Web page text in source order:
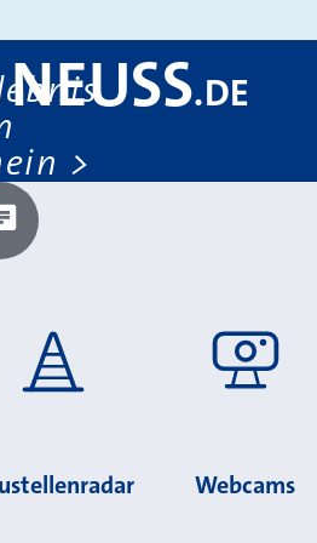
NEUSS.DE
laden?
Webcams